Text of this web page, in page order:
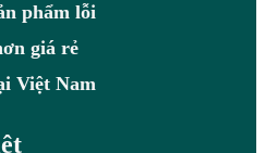
phẩm lỗi
giá rẻ
Việt Nam